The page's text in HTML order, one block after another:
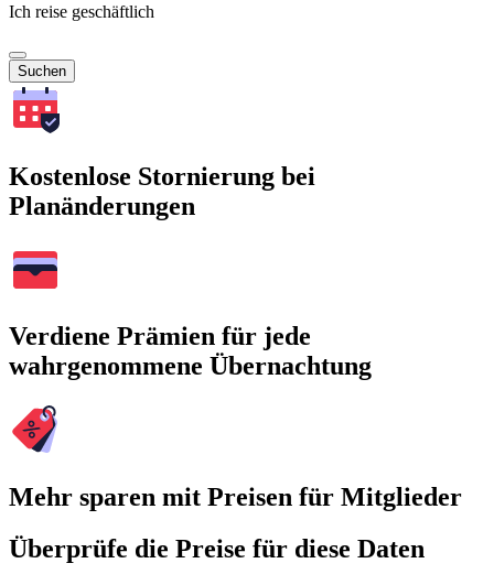
Ich reise geschäftlich
Suchen
Kostenlose Stornierung bei
Planänderungen
Verdiene Prämien für jede
wahrgenommene Übernachtung
Mehr sparen mit Preisen für Mitglieder
Überprüfe die Preise für diese Daten